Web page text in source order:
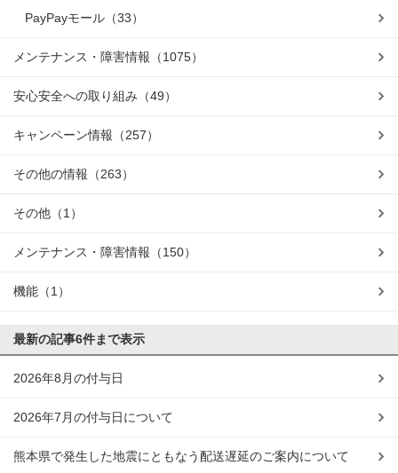
PayPayモール （33）
メンテナンス・障害情報 （1075）
安心安全への取り組み （49）
キャンペーン情報 （257）
その他の情報 （263）
その他 （1）
メンテナンス・障害情報 （150）
機能 （1）
最新の記事6件まで表示
2026年8月の付与日
2026年7月の付与日について
熊本県で発生した地震にともなう配送遅延のご案内について